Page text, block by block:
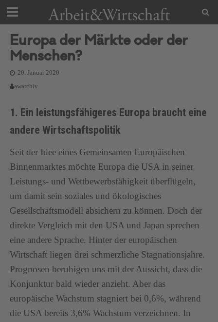
Europa der Märkte oder der
Menschen?
20. Januar 2020
awarchiv
1. Ein leistungsfähigeres Europa braucht eine
andere Wirtschaftspolitik
Seit der Idee eines Gemeinsamen Europäischen
Binnenmarktes möchte Europa die USA in seiner
Leistungs- und Wettbewerbsfähigkeit überflügeln,
um damit sein soziales und ökologisches
Gesellschaftsmodell absichern zu können. Doch der
direkte Vergleich mit den USA und Japan sprechen
eine andere Sprache. Hinter der europäischen
Wirtschaft liegen drei schmerzliche Stagnationsjahre.
Prognosen beruhigen uns mit der Aussicht, dass die
Konjunktur bald wieder anzieht. Aber das
europäische Wachstum stagniert bei 0,6%, während
die USA bereits 3,6% Wachstum verzeichnen. In